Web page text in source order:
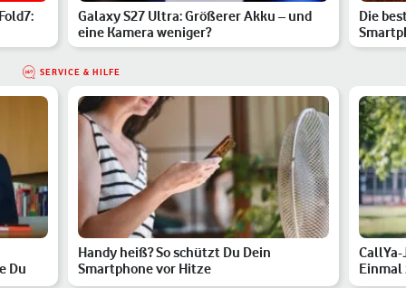
Galaxy S27 Ultra: Größerer Akku – und
eine Kamera weniger?
Die
SERVICE & HILFE
Du
Handy heiß? So schützt Du Dein
Smartphone vor Hitze
Einmal